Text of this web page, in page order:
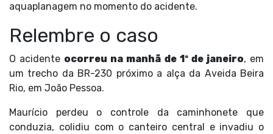
aquaplanagem no momento do acidente.
Relembre o caso
O acidente ocorreu na manhã de 1º de janeiro, em
um trecho da BR-230 próximo a alça da Aveida Beira
Rio, em João Pessoa.
Maurício perdeu o controle da caminhonete que
conduzia, colidiu com o canteiro central e invadiu o